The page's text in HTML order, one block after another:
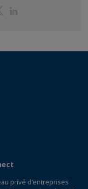
Partager
privé d'entreprises